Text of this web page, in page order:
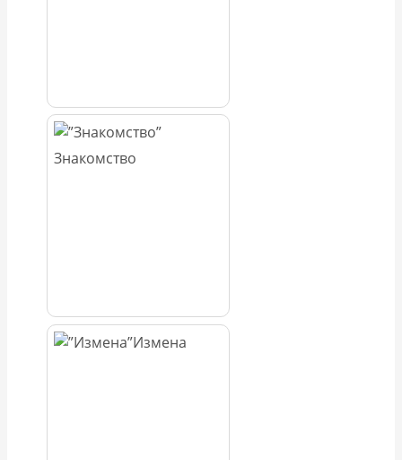
Знакомство
Измена